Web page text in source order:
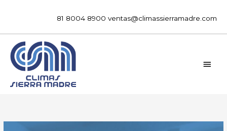
81 8004 8900 ventas@climassierramadre.com